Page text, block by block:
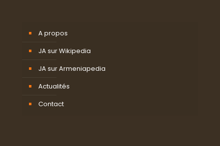
A propos
JA sur Wikipedia
JA sur Armeniapedia
Actualités
Contact